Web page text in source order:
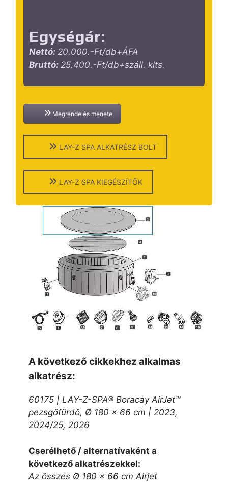
Egységár:
Nettó: 20.000.-Ft/db+ÁFA
Bruttó: 25.400.-Ft/db+száll. klts.
Megrendelés menete
LAY-Z SPA ALKATRÉSZ BOLT
LAY-Z SPA KIEGÉSZÍTŐK
A következő cikkekhez alkalmas
alkatrész:
60175 | LAY-Z-SPA® Boracay AirJet™
pezsgőfürdő, Ø 180 x 66 cm | 2023,
2024/25, 2026
Cserélhető / alternatívaként a
következő alkatrészekkel:
Az összes Ø 180 x 66 cm Airjet